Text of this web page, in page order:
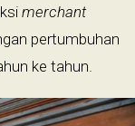
merchant
pertumbuhan
ke tahun.